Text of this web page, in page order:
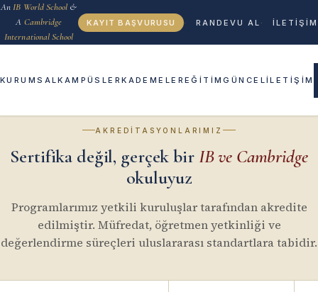
An IB World School &
A Cambridge
International School
KAYIT BAŞVURUSU RANDEVU AL İLETİŞİM
KURUMSALKAMPÜSLERKADEMELER EĞİTİMGÜNCELİLETİŞİM
Gökkuşağı Koleji —
01 ‹ ›
AKREDITASYONLARIMIZ
Sertifika değil, gerçek birIB ve Cambridge
okuluyuz
Programlarımız yetkili kuruluşlar tarafından akredite
edilmiştir. Müfredat, öğretmen yetkinliği ve
değerlendirme süreçleri uluslararası standartlara tabidir.